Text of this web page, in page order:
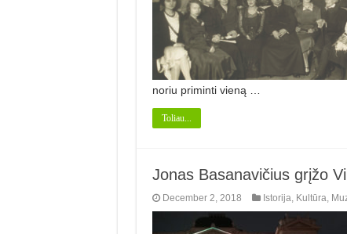
noriu priminti vieną …
Toliau...
Jonas Basanavičius grįžo
December 2, 2018 Istorija Kultūra